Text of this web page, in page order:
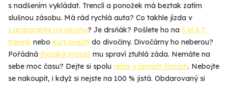
s nadšením vykládat. Trenclí a ponožek má beztak zatím
slušnou zásobu. Má rád rychlá auta? Co takhle jízda v
Lamborghini na okruhu? Je drsňák? Pošlete ho na S.W.A.T.
trénink nebo kurz přežití do divočiny. Divočárny ho neberou?
Pořádná thajská masáž mu spraví ztuhlá záda. Nemáte na
sebe moc času? Dejte si spolu relax v pivních lázních. Nebojte
se nakoupit, i když si nejste na 100 % jistá. Obdarovaný si